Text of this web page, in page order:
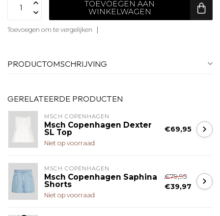
TOEVOEGEN AAN
WINKELWAGEN
Toevoegen om te vergelijken
PRODUCTOMSCHRIJVING
GERELATEERDE PRODUCTEN
MSCH COPENHAGEN
Msch Copenhagen Dexter
SL Top
Niet op voorraad
€69,95
MSCH COPENHAGEN
Msch Copenhagen Saphina
Shorts
Niet op voorraad
€79,95
€39,97